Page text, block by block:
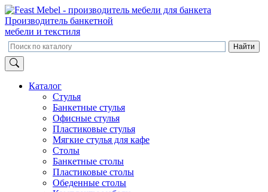
Производитель банкетной
мебели и текстиля
Каталог
Стулья
Банкетные стулья
Офисные стулья
Пластиковые стулья
Мягкие стулья для кафе
Столы
Банкетные столы
Пластиковые столы
Обеденные столы